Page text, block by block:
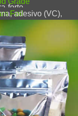
forte.
adesivo (VC),